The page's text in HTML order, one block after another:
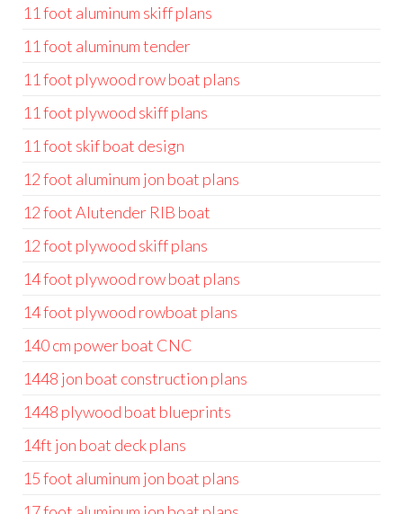
11 foot aluminum skiff plans
11 foot aluminum tender
11 foot plywood row boat plans
11 foot plywood skiff plans
11 foot skif boat design
12 foot aluminum jon boat plans
12 foot Alutender RIB boat
12 foot plywood skiff plans
14 foot plywood row boat plans
14 foot plywood rowboat plans
140 cm power boat CNC
1448 jon boat construction plans
1448 plywood boat blueprints
14ft jon boat deck plans
15 foot aluminum jon boat plans